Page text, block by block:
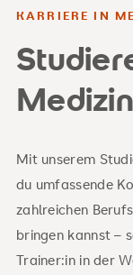
KARRIERE IN
Mit unserem
du umfassende
zahlreichen
bringen kannst –
Trainer:in in der